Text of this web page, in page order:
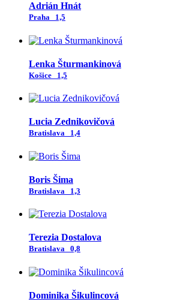
Adrián Hnát
Praha 1,5
Lenka Šturmankinová
Košice 1,5
Lucia Zednikovičová
Bratislava 1,4
Boris Šima
Bratislava 1,3
Terezia Dostalova
Bratislava 0,8
Dominika Šikulincová